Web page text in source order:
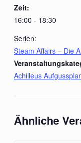
Zeit:
16:00 - 18:30
Serien:
Steam Affairs – Die
Achilleus
Ähnliche